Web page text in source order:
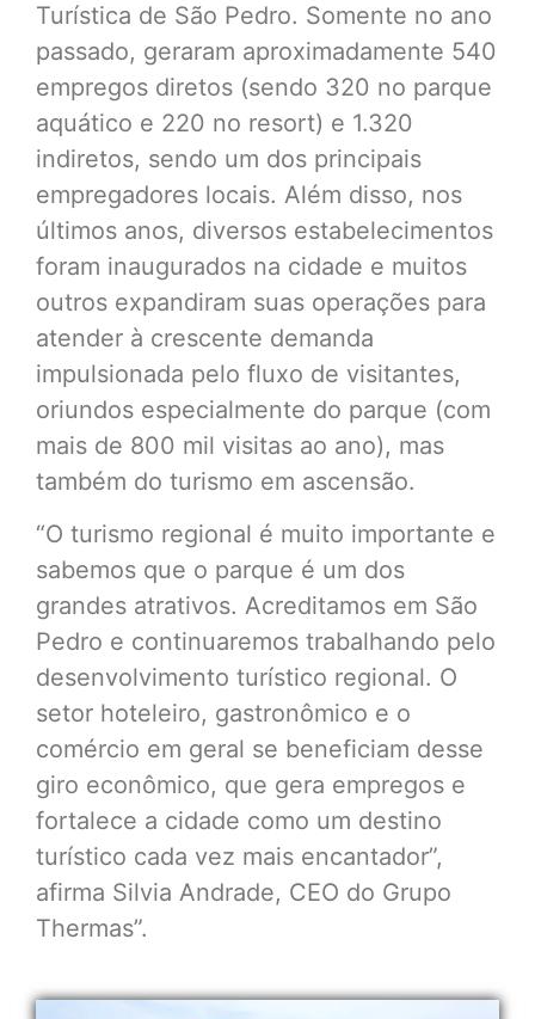
Turística de São Pedro. Somente no ano
passado, geraram aproximadamente 540
empregos diretos (sendo 320 no parque
aquático e 220 no resort) e 1.320
indiretos, sendo um dos principais
empregadores locais. Além disso, nos
últimos anos, diversos estabelecimentos
foram inaugurados na cidade e muitos
outros expandiram suas operações para
atender à crescente demanda
impulsionada pelo fluxo de visitantes,
oriundos especialmente do parque (com
mais de 800 mil visitas ao ano), mas
também do turismo em ascensão.
“O turismo regional é muito importante e
sabemos que o parque é um dos
grandes atrativos. Acreditamos em São
Pedro e continuaremos trabalhando pelo
desenvolvimento turístico regional. O
setor hoteleiro, gastronômico e o
comércio em geral se beneficiam desse
giro econômico, que gera empregos e
fortalece a cidade como um destino
turístico cada vez mais encantador”,
afirma Silvia Andrade, CEO do Grupo
Thermas”.